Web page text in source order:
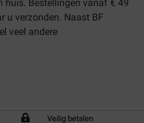
huis. Bestellingen vanaf € 49
u verzonden. Naast BF
veel andere
Veilig betalen